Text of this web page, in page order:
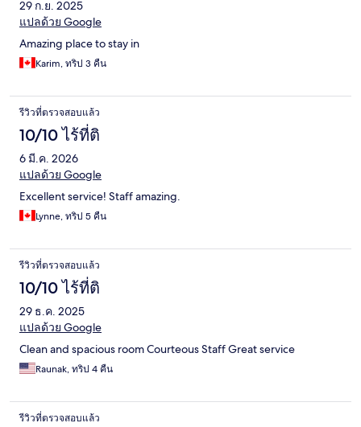
29 ก.ย. 2025
แปลด้วย Google
Amazing place to stay in
Karim, ทริป 3 คืน
รีวิวที่ตรวจสอบแล้ว
10/10 ไร้ที่ติ
6 มี.ค. 2026
แปลด้วย Google
Excellent service! Staff amazing.
Lynne, ทริป 5 คืน
รีวิวที่ตรวจสอบแล้ว
10/10 ไร้ที่ติ
29 ธ.ค. 2025
แปลด้วย Google
Clean and spacious room Courteous Staff Great service
Raunak, ทริป 4 คืน
รีวิวที่ตรวจสอบแล้ว